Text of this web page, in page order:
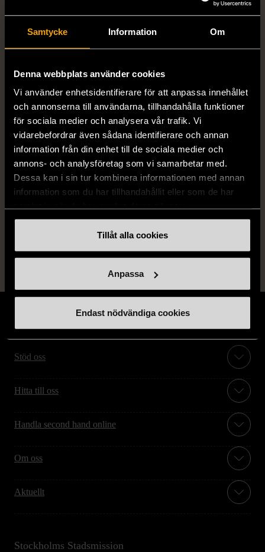
Samtycke Information Om
Denna webbplats använder cookies
Vi använder enhetsidentifierare för att anpassa innehållet
och annonserna till användarna, tillhandahålla funktioner
för sociala medier och analysera vår trafik. Vi
vidarebefordrar även sådana identifierare och annan
information från din enhet till de sociala medier och
annons- och analysföretag som vi samarbetar med.
Dessa kan i sin tur kombinera informationen med annan
information som du har tillhandahållit eller som de har
Tillåt alla cookies
Anpassa
Endast nödvändiga cookies
Number of
Dimensions Bredd: 69 cm * Längd: 51 cm
Varumärke BGT Puzzles
Produkten är unik och finns enbart som 1 st i lager.
Fri frakt på alla köp över 990 kr.
14 dagars ångerrät.
Stöd oss
Hitta till oss
Handla second hand online
Om oss
Aktuellt
Stockholms Stadsmission